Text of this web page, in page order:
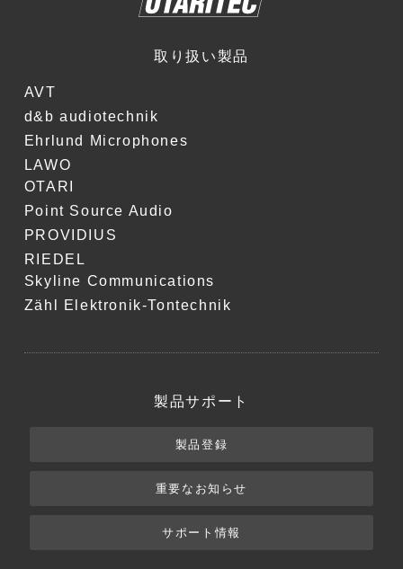
取り扱い製品
AVT
d&b audiotechnik
Ehrlund Microphones
LAWO
OTARI
Point Source Audio
PROVIDIUS
RIEDEL
Skyline Communications
Zähl Elektronik-Tontechnik
製品サポート
製品登録
重要なお知らせ
サポート情報